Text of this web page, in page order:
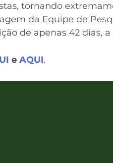
tornando
da Equipe de
de apenas 42 dias,
e AQUI.